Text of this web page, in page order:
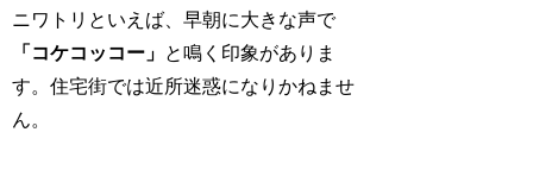
ニワトリといえば、早朝に大きな声で
「コケコッコー」 と鳴く印象がありま
す。住宅街では近所迷惑になりかねませ
ん。